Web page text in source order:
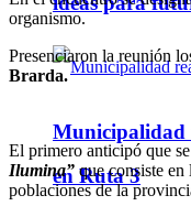
Municipalidad
en Ruta 3
organismo.
Presenciaron la reunión
Brarda.
El primero anticipó que
Ilumina” que consiste
poblaciones de la